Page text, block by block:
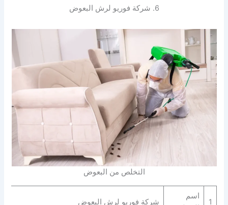
6. شركة فوريو لرش البعوض
التخلص من البعوض
1
اسم
شركة فوريو لرش البعوض